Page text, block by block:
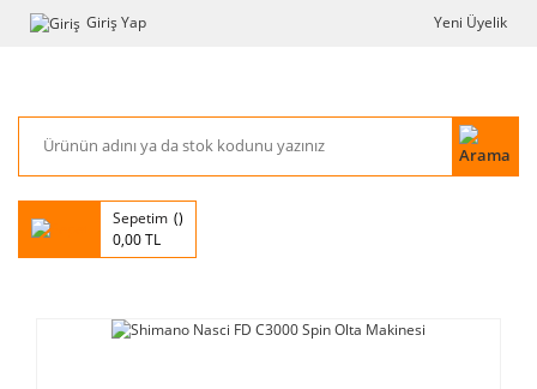
Giriş Yap Yeni Üyelik
Sepetim
0,00 TL